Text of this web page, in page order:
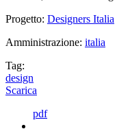
Progetto: Designers Italia
Amministrazione: italia
Tag:
design
Scarica
pdf